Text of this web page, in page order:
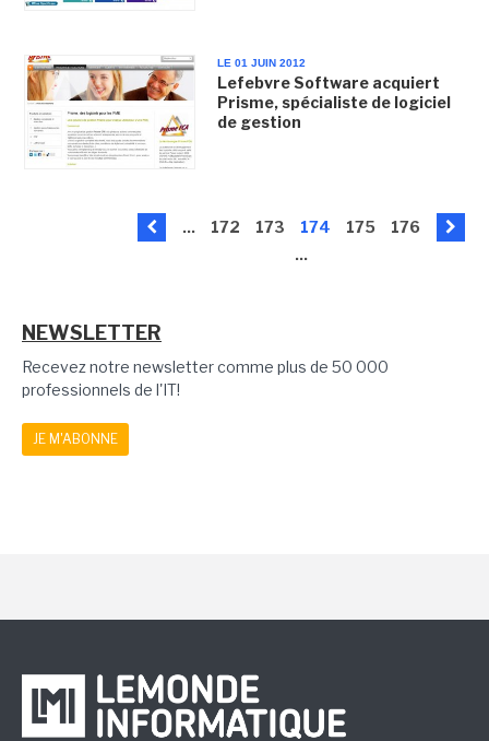
LE 01 JUIN 2012
Lefebvre Software acquiert
Prisme, spécialiste de logiciel
de gestion
... 172 173 174 175
176
...
NEWSLETTER
Recevez notre newsletter comme plus de 50 000
professionnels de l'IT!
JE M'ABONNE